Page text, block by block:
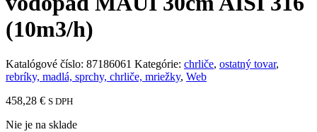
(10m3/h)
Katalógové číslo: 87186061 Kategórie: chrliče, ostatný tovar,
rebríky, madlá, sprchy, chrliče, mriežky, Web
458,28 € S DPH
Nie je na sklade